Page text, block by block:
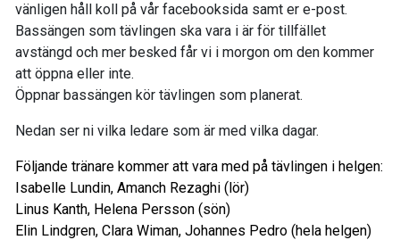
vänligen håll koll på vår facebooksida samt er e-post.
Bassängen som tävlingen ska vara i är för tillfället
avstängd och mer besked får vi i morgon om den kommer
att öppna eller inte.
Öppnar bassängen kör tävlingen som planerat.
Nedan ser ni vilka ledare som är med vilka dagar.
Följande tränare kommer att vara med på tävlingen i helgen:
Isabelle Lundin, Amanch Rezaghi (lör)
Linus Kanth, Helena Persson (sön)
Elin Lindgren, Clara Wiman, Johannes Pedro (hela helgen)